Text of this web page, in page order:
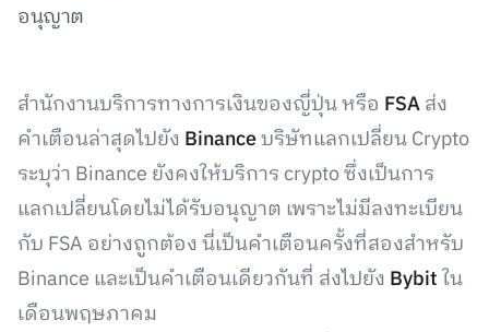
อนุญาต
สำนักงานบริการทางการเงินของญี่ปุ่น หรือ FSAส่ง
คำเตือนล่าสุดไปยัง Binanceบริษัทแลกเปลี่ยน Crypto
ระบุว่า Binance ยังคงให้บริการ crypto ซึ่งเป็นการ
แลกเปลี่ยนโดยไม่ได้รับอนุญาต เพราะไม่มีลงทะเบียน
กับ FSA อย่างถูกต้อง นี่เป็นคำเตือนครั้งที่สองสำหรับ
Binance และเป็นคำเตือนเดียวกันที่ ส่งไปยัง Bybitใน
เดือนพฤษภาคม